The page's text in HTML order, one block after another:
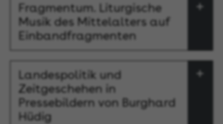
Fragmentum. Liturgische
Musik des Mittelalters auf
Einbandfragmenten
Landespolitik und
Zeitgeschehen in
Pressebildern von Burghard
Hüdig